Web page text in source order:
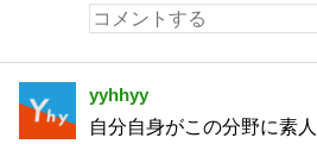
yyhhyy
自分自身がこの分野に素